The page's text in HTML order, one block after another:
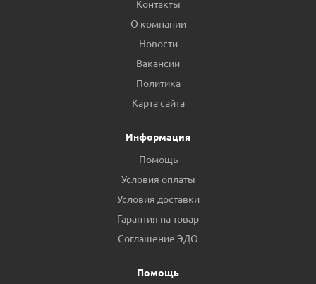
Контакты
О компании
Новости
Вакансии
Политика
Карта сайта
Информация
Помощь
Условия оплаты
Условия доставки
Гарантия на товар
Соглашение ЭДО
Помощь